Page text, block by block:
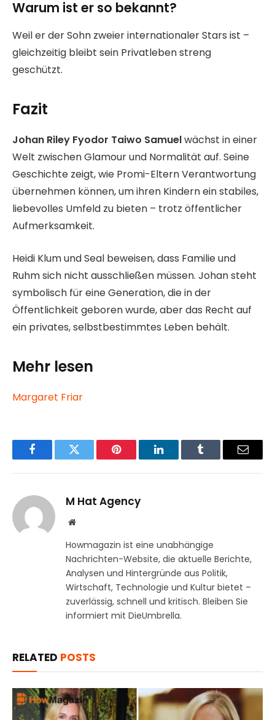
Warum ist er so bekannt?
Weil er der Sohn zweier internationaler Stars ist –
gleichzeitig bleibt sein Privatleben streng
geschützt.
Fazit
Johan Riley Fyodor Taiwo Samuelwächst in einer
Welt zwischen Glamour und Normalität auf. Seine
Geschichte zeigt, wie Promi-Eltern Verantwortung
übernehmen können, um ihren Kindern ein stabiles,
liebevolles Umfeld zu bieten – trotz öffentlicher
Aufmerksamkeit.
Heidi Klum und Seal beweisen, dass Familie und
Ruhm sich nicht ausschließen müssen. Johan steht
symbolisch für eine Generation, die in der
Öffentlichkeit geboren wurde, aber das Recht auf
ein privates, selbstbestimmtes Leben behält.
Mehr lesen
Margaret Friar
FacebookTwitter Pinterest LinkedInTumblr Email
M Hat Agency
Website
Howmagazin ist eine unabhängige
Nachrichten-Website, die aktuelle Berichte,
Analysen und Hintergründe aus Politik,
Wirtschaft, Technologie und Kultur bietet –
zuverlässig, schnell und kritisch. Bleiben Sie
informiert mit DieUmbrella.
RELATED POSTS